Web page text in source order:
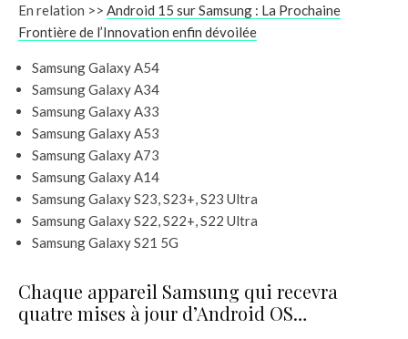
En relation >> Android 15 sur Samsung : La Prochaine
Frontière de l’Innovation enfin dévoilée
Samsung Galaxy A54
Samsung Galaxy A34
Samsung Galaxy A33
Samsung Galaxy A53
Samsung Galaxy A73
Samsung Galaxy A14
Samsung Galaxy S23, S23+, S23 Ultra
Samsung Galaxy S22, S22+, S22 Ultra
Samsung Galaxy S21 5G
Chaque appareil Samsung qui recevra
quatre mises à jour d’Android OS…